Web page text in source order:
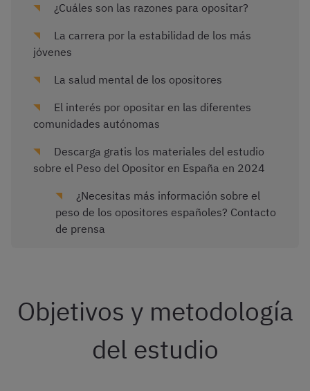
¿Cuáles son las razones para opositar?
La carrera por la estabilidad de los más
jóvenes
La salud mental de los opositores
El interés por opositar en las diferentes
comunidades autónomas
Descarga gratis los materiales del estudio
sobre el Peso del Opositor en España en 2024
¿Necesitas más información sobre el
peso de los opositores españoles? Contacto
de prensa
Objetivos y metodología
del estudio